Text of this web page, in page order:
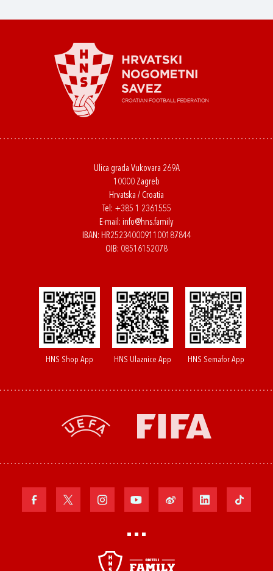
Ulica grada Vukovara 269A
10000 Zagreb
Hrvatska / Croatia
Tel: +385 1 2361555
E-mail: info@hns.family
IBAN: HR2523400091100187844
OIB: 08516152078
HNS Shop App HNS Ulaznice App HNS Semafor App